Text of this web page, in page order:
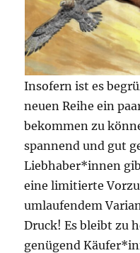
Insofern ist es
neuen Reihe ein
bekommen zu
spannend und gut
Liebhaber*innen
eine limitierte
umlaufendem
Druck! Es bleibt zu
genügend